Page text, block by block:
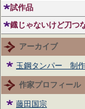
試作品
鐡じゃないけど刀つ
アーカイブ
玉鋼タンパー 制
作家プロフィール
藤田国宗